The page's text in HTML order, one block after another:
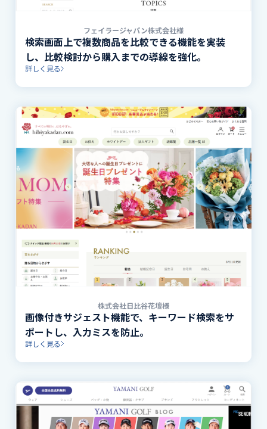
フェイラージャパン株式会社様
検索画面上で複数商品を比較できる機能を実装
し、比較検討から購入までの導線を強化。
詳しく見る
株式会社日比谷花壇様
画像付きサジェスト機能で、キーワード検索をサ
ポートし、入力ミスを防止。
詳しく見る